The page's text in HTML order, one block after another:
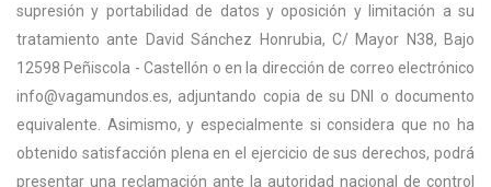
supresión y portabilidad de datos y oposición y limitación a su
tratamiento ante David Sánchez Honrubia, C/ Mayor N38, Bajo
12598 Peñiscola - Castellón o en la dirección de correo electrónico
info@vagamundos.es, adjuntando copia de su DNI o documento
equivalente. Asimismo, y especialmente si considera que no ha
obtenido satisfacción plena en el ejercicio de sus derechos, podrá
presentar una reclamación ante la autoridad nacional de control